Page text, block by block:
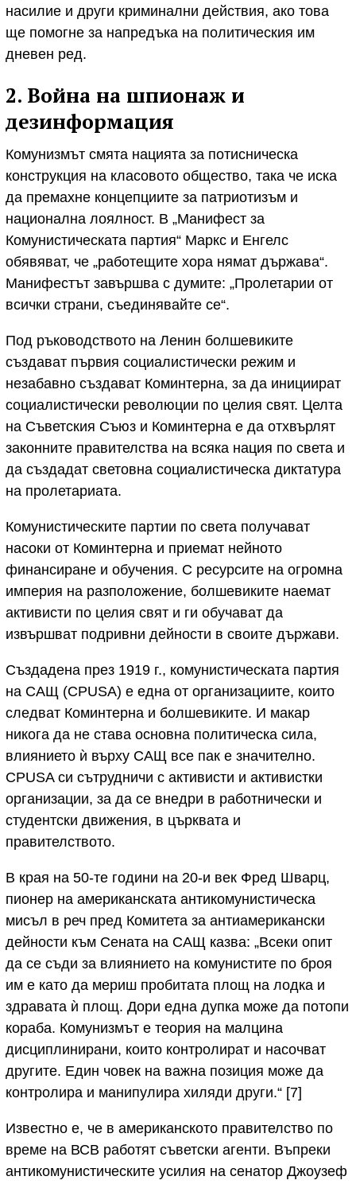
насилие и други криминални действия, ако това
ще помогне за напредъка на политическия им
дневен ред.
2. Война на шпионаж и
дезинформация
Комунизмът смята нацията за потисническа
конструкция на класовото общество, така че иска
да премахне концепциите за патриотизъм и
национална лоялност. В „Манифест за
Комунистическата партия“ Маркс и Енгелс
обявяват, че „работещите хора нямат държава“.
Манифестът завършва с думите: „Пролетарии от
всички страни, съединявайте се“.
Под ръководството на Ленин болшевиките
създават първия социалистически режим и
незабавно създават Коминтерна, за да инициират
социалистически революции по целия свят. Целта
на Съветския Съюз и Коминтерна е да отхвърлят
законните правителства на всяка нация по света и
да създадат световна социалистическа диктатура
на пролетариата.
Комунистическите партии по света получават
насоки от Коминтерна и приемат нейното
финансиране и обучения. С ресурсите на огромна
империя на разположение, болшевиките наемат
активисти по целия свят и ги обучават да
извършват подривни дейности в своите държави.
Създадена през 1919 г., комунистическата партия
на САЩ (CPUSA) е една от организациите, които
следват Коминтерна и болшевиките. И макар
никога да не става основна политическа сила,
влиянието ѝ върху САЩ все пак е значително.
CPUSA си сътрудничи с активисти и активистки
организации, за да се внедри в работнически и
студентски движения, в църквата и
правителството.
В края на 50-те години на 20-и век Фред Шварц,
пионер на американската антикомунистическа
мисъл в реч пред Комитета за антиамерикански
дейности към Сената на САЩ казва: „Всеки опит
да се съди за влиянието на комунистите по броя
им е като да мериш пробитата площ на лодка и
здравата ѝ площ. Дори една дупка може да потопи
кораба. Комунизмът е теория на малцина
дисциплинирани, които контролират и насочват
другите. Един човек на важна позиция може да
контролира и манипулира хиляди други.“ [7]
Известно е, че в американското правителство по
време на ВСВ работят съветски агенти. Въпреки
антикомунистическите усилия на сенатор Джоузеф